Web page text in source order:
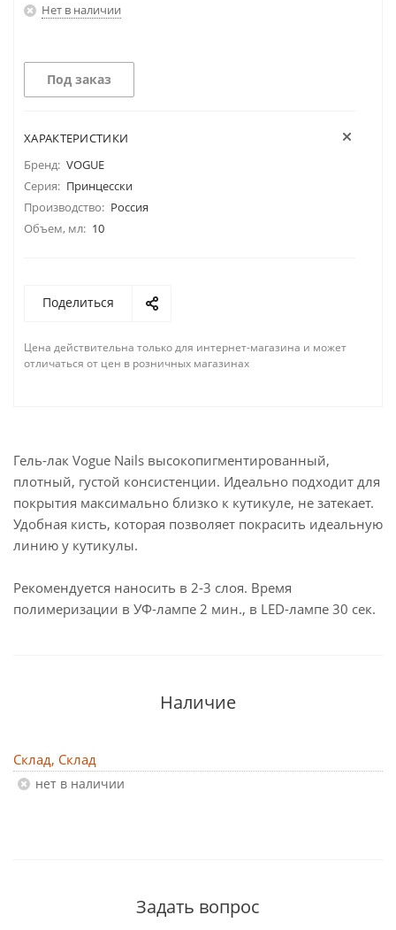
Нет в наличии
Под заказ
ХАРАКТЕРИСТИКИ
Бренд: VOGUE
Серия: Принцесски
Производство: Россия
Объем, мл: 10
Поделиться
Цена действительна только для интернет-магазина и может
отличаться от цен в розничных магазинах
Гель-лак Vogue Nails высокопигментированный,
плотный, густой консистенции. Идеально подходит для
покрытия максимально близко к кутикуле, не затекает.
Удобная кисть, которая позволяет покрасить идеальную
линию у кутикулы.
Рекомендуется наносить в 2-3 слоя. Время
полимеризации в УФ-лампе 2 мин., в LED-лампе 30 сек.
Наличие
Склад, Склад
Нет в наличии
Задать вопрос